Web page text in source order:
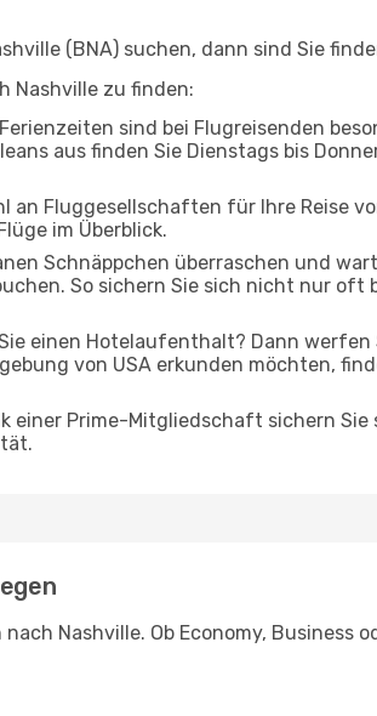
(BNA) suchen, dann sind Sie
Nashville zu finden:
sind bei Flugreisenden
aus finden Sie Dienstags bis
an Fluggesellschaften für Ihre Reise
im Überblick.
Schnäppchen überraschen und
So sichern Sie sich nicht nur oft
einen Hotelaufenthalt? Dann
von USA erkunden möchten,
einer Prime-Mitgliedschaft sichern
Nashville. Ob Economy, Business